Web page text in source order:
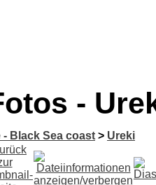
-
Black Sea coast > Ureki